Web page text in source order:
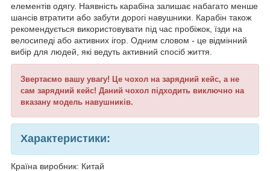
елементів одягу. Наявність карабіна залишає набагато менше
шансів втратити або забути дорогі навушники. Карабін також
рекомендується використовувати під час пробіжок, їзди на
велосипеді або активних ігор. Одним словом - це відмінний
вибір для людей, які ведуть активний спосіб життя.
Звертаємо вашу увагу! Це чохол на зарядний кейс, а не
сам зарядний кейс! Даний чохол підходить виключно на
вказану модель навушників.
Характеристики:
Країна виробник: Китай